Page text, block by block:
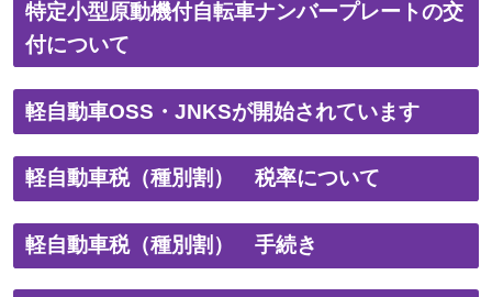
特定小型原動機付自転車ナンバープレートの交
付について
軽自動車OSS・JNKSが開始されています
軽自動車税（種別割） 税率について
軽自動車税（種別割） 手続き